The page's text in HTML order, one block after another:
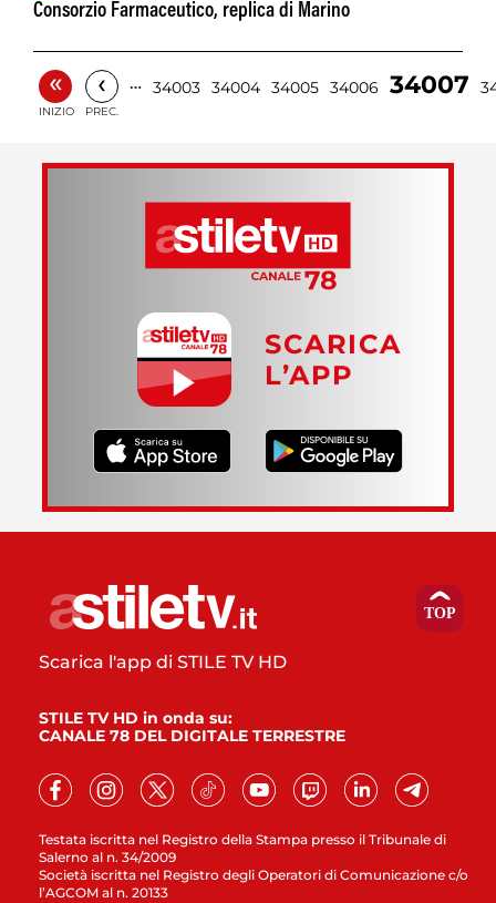
Consorzio Farmaceutico, replica di Marino
«
INIZIO
‹
PREC.
… 34003 34004 34005 34006 34007
SCARICA
L’APP
Testata iscritta nel Registro della Stampa presso il Tribunale di
Salerno al n. 34/2009
Società iscritta nel Registro degli Operatori di Comunicazione c/o
l’AGCOM al n. 20133
Scarica l'app di STILE TV HD
STILE TV HD in onda su:
CANALE 78 DEL DIGITALE TERRESTRE